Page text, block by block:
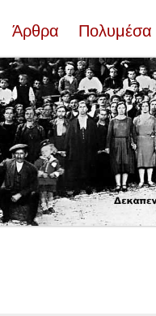
Άρθρα Πολυμέσα